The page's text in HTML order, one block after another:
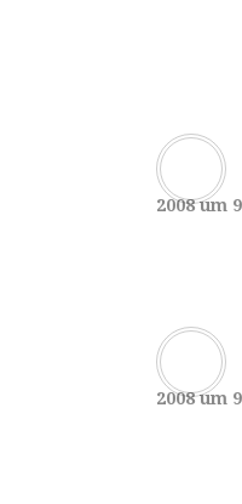
2008 um
2008 um